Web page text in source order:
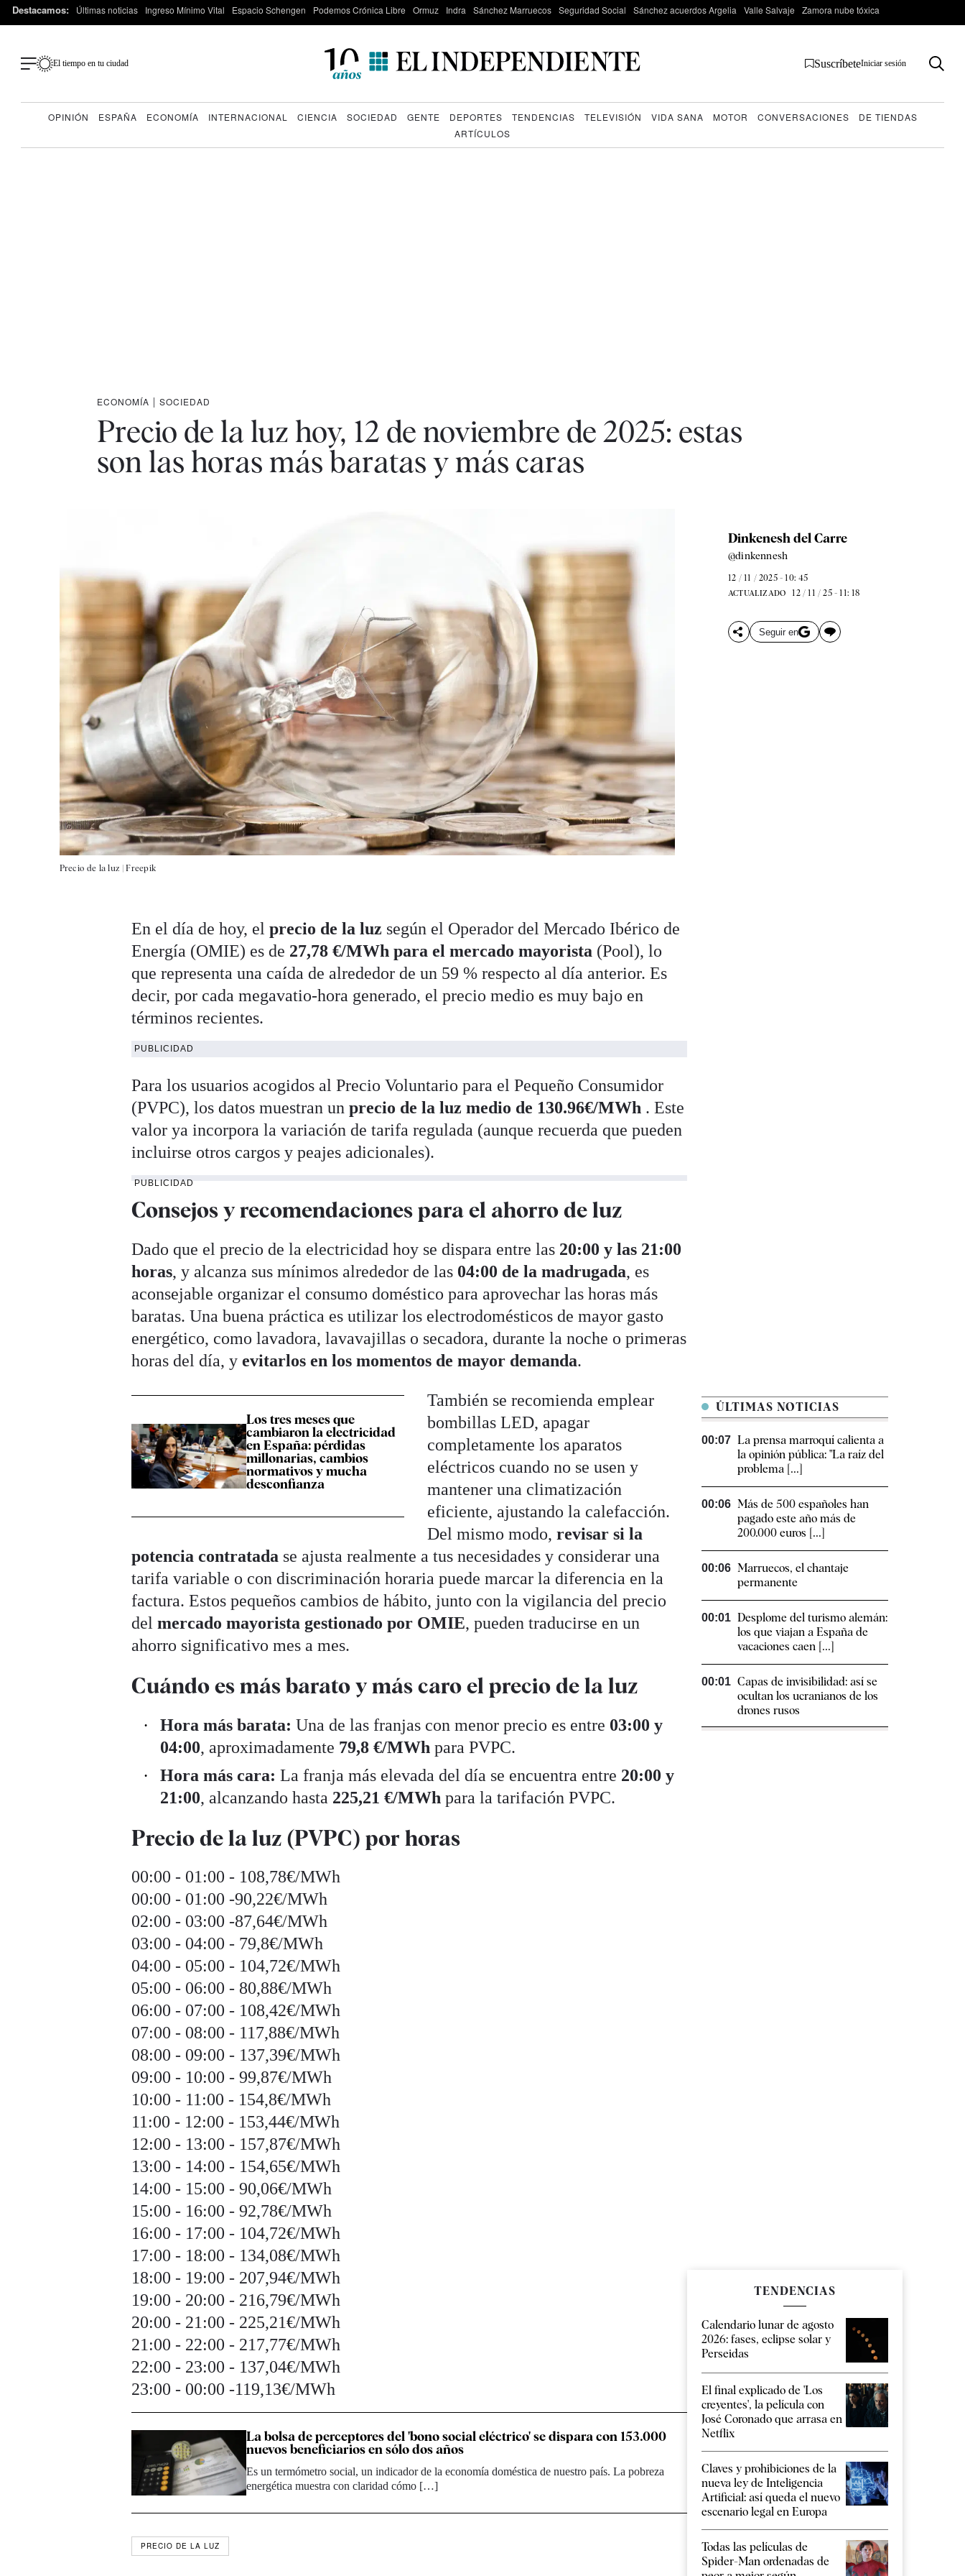
Destacamos: Últimas noticias Ingreso Mínimo Vital Espacio Schengen Podemos Crónica Libre Ormuz Indra Sánchez Marruecos Seguridad Social Sánchez acuerdos Argelia Valle Salvaje Zamora nube tóxica
El tiempo en tu ciudad SuscríbeteIniciar sesión
OPINIÓN ESPAÑA ECONOMÍA INTERNACIONAL CIENCIA SOCIEDAD GENTE DEPORTES TENDENCIAS TELEVISIÓN VIDA SANA MOTOR CONVERSACIONES
DE TIENDAS
ARTÍCULOS
ECONOMÍA | SOCIEDAD
Precio de la luz hoy, 12 de noviembre de 2025: estas
son las horas más baratas y más caras
Precio de la luz |Freepik
Dinkenesh del Carre
@dinkennesh
12 / 11 / 2025 - 10: 45
ACTUALIZADO 12 / 11 / 25 - 11: 18
Seguir en
En el día de hoy, el precio de la luz según el Operador del Mercado Ibérico de
Energía (OMIE) es de 27,78 €/MWh para el mercado mayorista (Pool), lo
que representa una caída de alrededor de un 59 % respecto al día anterior. Es
decir, por cada megavatio-hora generado, el precio medio es muy bajo en
términos recientes.
PUBLICIDAD
Para los usuarios acogidos al Precio Voluntario para el Pequeño Consumidor
(PVPC), los datos muestran unprecio de la luz medio de 130.96€/MWh . Este
valor ya incorpora la variación de tarifa regulada (aunque recuerda que pueden
incluirse otros cargos y peajes adicionales).
PUBLICIDAD
Consejos y recomendaciones para el ahorro de luz
Dado que el precio de la electricidad hoy se dispara entre las 20:00 y las 21:00
horas, y alcanza sus mínimos alrededor de las 04:00 de la madrugada, es
aconsejable organizar el consumo doméstico para aprovechar las horas más
baratas. Una buena práctica es utilizar los electrodomésticos de mayor gasto
energético, como lavadora, lavavajillas o secadora, durante la noche o primeras
horas del día, yevitarlos en los momentos de mayor demanda.
Los tres meses que
cambiaron la electricidad
en España: pérdidas
millonarias, cambios
normativos y mucha
desconfianza
También se recomienda emplear
bombillas LED, apagar
completamente los aparatos
eléctricos cuando no se usen y
mantener una climatización
eficiente, ajustando la calefacción.
Del mismo modo,revisar si la
potencia contratada se ajusta realmente a tus necesidades y considerar una
tarifa variable o con discriminación horaria puede marcar la diferencia en la
factura. Estos pequeños cambios de hábito, junto con la vigilancia del precio
delmercado mayorista gestionado por OMIE, pueden traducirse en un
ahorro significativo mes a mes.
Cuándo es más barato y más caro el precio de la luz
Hora más barata: Una de las franjas con menor precio es entre 03:00 y
04:00, aproximadamente 79,8 €/MWh para PVPC.
Hora más cara: La franja más elevada del día se encuentra entre 20:00 y
21:00, alcanzando hasta 225,21 €/MWh para la tarifación PVPC.
Precio de la luz (PVPC) por horas
00:00 - 01:00 - 108,78€/MWh
00:00 - 01:00 -90,22€/MWh
02:00 - 03:00 -87,64€/MWh
03:00 - 04:00 - 79,8€/MWh
04:00 - 05:00 - 104,72€/MWh
05:00 - 06:00 - 80,88€/MWh
06:00 - 07:00 - 108,42€/MWh
07:00 - 08:00 - 117,88€/MWh
08:00 - 09:00 - 137,39€/MWh
09:00 - 10:00 - 99,87€/MWh
10:00 - 11:00 - 154,8€/MWh
11:00 - 12:00 - 153,44€/MWh
12:00 - 13:00 - 157,87€/MWh
13:00 - 14:00 - 154,65€/MWh
14:00 - 15:00 - 90,06€/MWh
15:00 - 16:00 - 92,78€/MWh
16:00 - 17:00 - 104,72€/MWh
17:00 - 18:00 - 134,08€/MWh
18:00 - 19:00 - 207,94€/MWh
19:00 - 20:00 - 216,79€/MWh
20:00 - 21:00 - 225,21€/MWh
21:00 - 22:00 - 217,77€/MWh
22:00 - 23:00 - 137,04€/MWh
23:00 - 00:00 -119,13€/MWh
La bolsa de perceptores del 'bono social eléctrico' se dispara con 153.000
nuevos beneficiarios en sólo dos años
Es un termómetro social, un indicador de la economía doméstica de nuestro país. La pobreza
energética muestra con claridad cómo […]
PRECIO DE LA LUZ
ÚLTIMAS NOTICIAS
00:07 La prensa marroquí calienta a
la opinión pública: "La raíz del
problema [...]
00:06 Más de 500 españoles han
pagado este año más de
200.000 euros [...]
00:06 Marruecos, el chantaje
permanente
00:01 Desplome del turismo alemán:
los que viajan a España de
vacaciones caen [...]
00:01 Capas de invisibilidad: así se
ocultan los ucranianos de los
drones rusos
TENDENCIAS
Calendario lunar de agosto
2026: fases, eclipse solar y
Perseidas
El final explicado de 'Los
creyentes', la película con
José Coronado que arrasa en
Netflix
Claves y prohibiciones de la
nueva ley de Inteligencia
Artificial: así queda el nuevo
escenario legal en Europa
Todas las películas de
Spider-Man ordenadas de